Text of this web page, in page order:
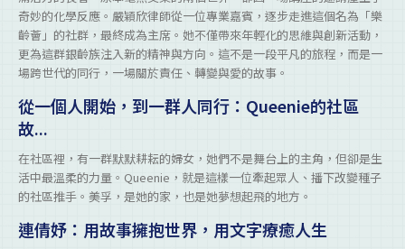
奇妙的化學反應。嚴穎欣律師從一位專業嘉賓，逐步走進這個名為「樂
齡薈」的社群，最終成為主席。她不僅帶來年輕化的思維與創新活動，
更為這群銀齡族注入新的精神與方向。這不是一段平凡的旅程，而是一
場跨世代的同行，一場關於責任、轉變與愛的故事。
從一個人開始，到一群人同行：Queenie的社區
故...
在社區裡，有一群默默耕耘的婦女，她們不是舞台上的主角，但卻是生
活中最溫柔的力量。Queenie，就是這樣一位牽起眾人、播下改變種子
的社區推手。美孚，是她的家，也是她夢想起飛的地方。
連倩妤：用故事擁抱世界，用文字療癒人生